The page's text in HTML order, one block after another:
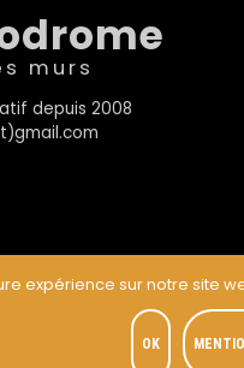
murs
depuis 2008
expérience sur notre site
OK